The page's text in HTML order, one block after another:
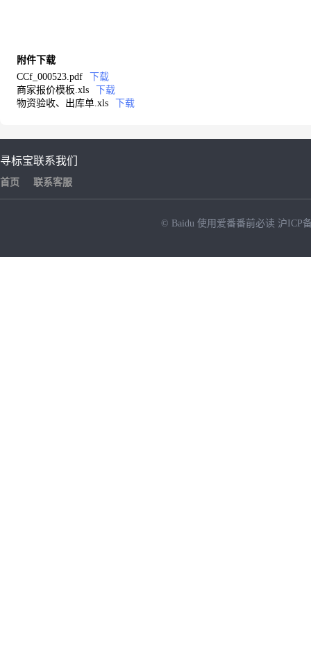
附件下载
CCf_000523.pdf
下载
商家报价模板.xls
下载
物资验收、出库单.xls
下载
寻标宝
首页
联系我们
联系客服
© Baidu 使用爱番番前必读 沪ICP